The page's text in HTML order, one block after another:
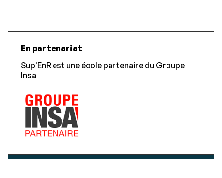
En partenariat
Sup'EnR est une école partenaire du Groupe
Insa